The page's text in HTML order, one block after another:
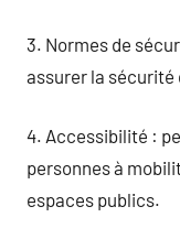
3. Normes de
assurer la sécurité
4. Accessibilité :
personnes à
espaces publics.